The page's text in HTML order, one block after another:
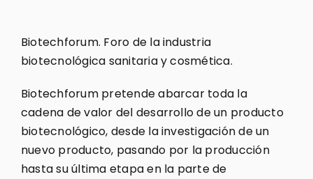
Biotechforum. Foro de la industria
biotecnológica sanitaria y cosmética.
Biotechforum pretende abarcar toda la
cadena de valor del desarrollo de un producto
biotecnológico, desde la investigación de un
nuevo producto, pasando por la producción
hasta su última etapa en la parte de